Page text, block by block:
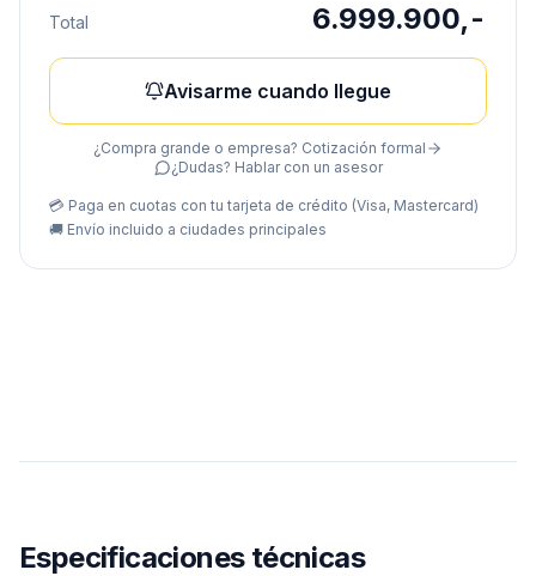
Total 6.999.900,-
Avisarme cuando llegue
¿Compra grande o empresa? Cotización formal
¿Dudas? Hablar con un asesor
💳 Paga en cuotas con tu tarjeta de crédito (Visa, Mastercard)
🚚 Envío incluido a ciudades principales
Especificaciones técnicas